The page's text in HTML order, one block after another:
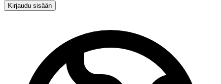
Kirjaudu sisään